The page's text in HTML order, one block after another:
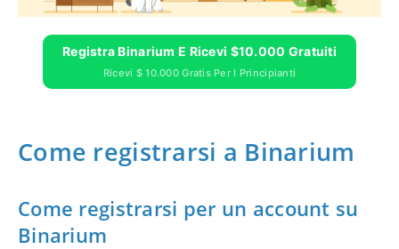
Registra Binarium E Ricevi $10.000 Gratuiti
Ricevi $ 10.000 Gratis Per I Principianti
Come registrarsi a Binarium
Come registrarsi per un account su
Binarium